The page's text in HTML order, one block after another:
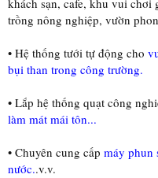
khách sạn, cafe, khu vui
trồng nông nghiệp, vườn
• Hệ thống tưới tự động cho
bụi than trong công trường.
• Lắp hệ thống quạt công
làm mát mái tôn...
• Chuyên cung cấp máy phun
nước..v.v.